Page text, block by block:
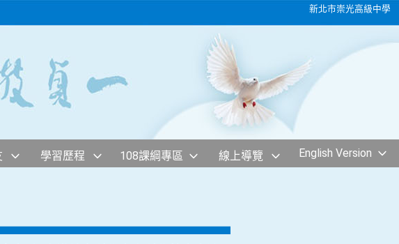
新北市崇光高級中學
學習歷程 108課綱專區 線上導覽 English Version